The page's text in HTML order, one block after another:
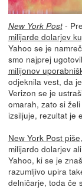
New York Post-
milijarde dolarjev
Yahoo se je
smo najprej
milijonov
odjeknila vest, da je
Verizon se je
omarah, zato si
izsiljuje, rezultat je
New York Post piše
milijardo dolarjev
Yahoo, ki se je
razumljivo upira
delničarje, toda če